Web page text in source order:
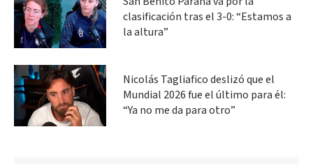
clasificación tras el 3-0: “Estamos a
la altura”
Nicolás Tagliafico deslizó que el
Mundial 2026 fue el último para él:
“Ya no me da para otro”